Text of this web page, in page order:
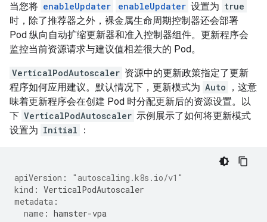
当您将 enableUpdater enableUpdater 设置为 true
时，除了推荐器之外，裸金属生命周期控制器还会部署
Pod 纵向自动扩缩更新器和准入控制器组件。更新程序会
监控当前资源请求与建议值相差很大的 Pod。
VerticalPodAutoscaler 资源中的更新政策指定了更新
程序如何应用建议。默认情况下，更新模式为 Auto
，这意
味着更新程序会在创建 Pod 时分配更新后的资源设置。以
下 VerticalPodAutoscaler 示例展示了如何将更新模式
设置为 Initial ：
apiVersion :
"autoscaling.k8s.io/v1"
kind : VerticalPodAutoscaler
metadata :
name : hamster-vpa